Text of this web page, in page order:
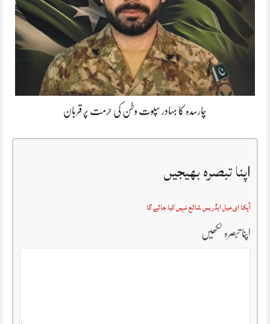
چارسدہ کا بہادر سپوت وطن کی حرمت پر قربان
اپنا تبصرہ بھیجیں
آپکا ای میل ایڈریس شائع نہیں کیا جائے گا
اپنا تبصرہ لکھیں